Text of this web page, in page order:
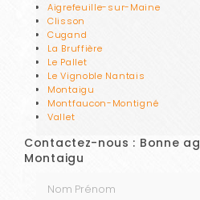
Aigrefeuille-sur-Maine
Clisson
Cugand
La Bruffière
Le Pallet
Le Vignoble Nantais
Montaigu
Montfaucon-Montigné
Vallet
Contactez-nous : Bonne
Montaigu